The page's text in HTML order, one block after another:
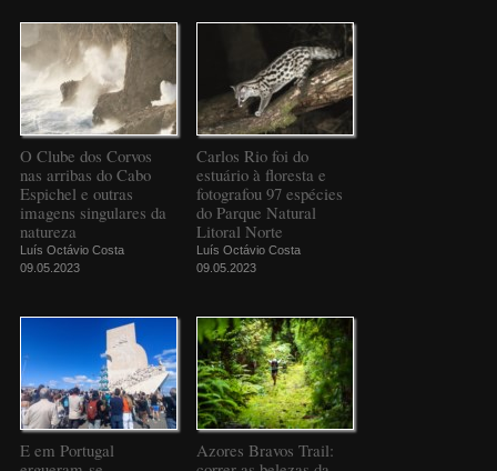
O Clube dos Corvos
nas arribas do Cabo
Espichel e outras
imagens singulares da
natureza
Luís Octávio Costa
09.05.2023
Carlos Rio foi do
estuário à floresta e
fotografou 97 espécies
do Parque Natural
Litoral Norte
Luís Octávio Costa
09.05.2023
E em Portugal
Azores Bravos Trail: